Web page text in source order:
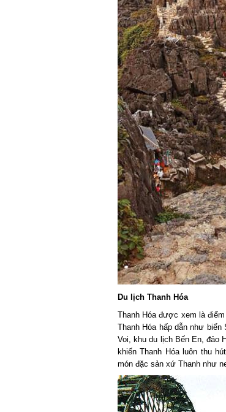
Du lịch Thanh Hóa
Thanh Hóa được xem là
Thanh Hóahấp dẫn như biển
Voi, khu du lịch Bến En, đảo
khiến Thanh Hóa luôn thu
món đặc sản xứ Thanh như